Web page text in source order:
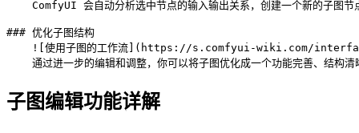
ComfyUI 会自动分析选中节点的输入输出关系，创建一个新的子图节
### 优化子图结构
![使用子图的工作流](https://s.comfyui-wiki.com/
通过进一步的编辑和调整，你可以将子图优化成一个功能完善、结构清
子图编辑功能详解